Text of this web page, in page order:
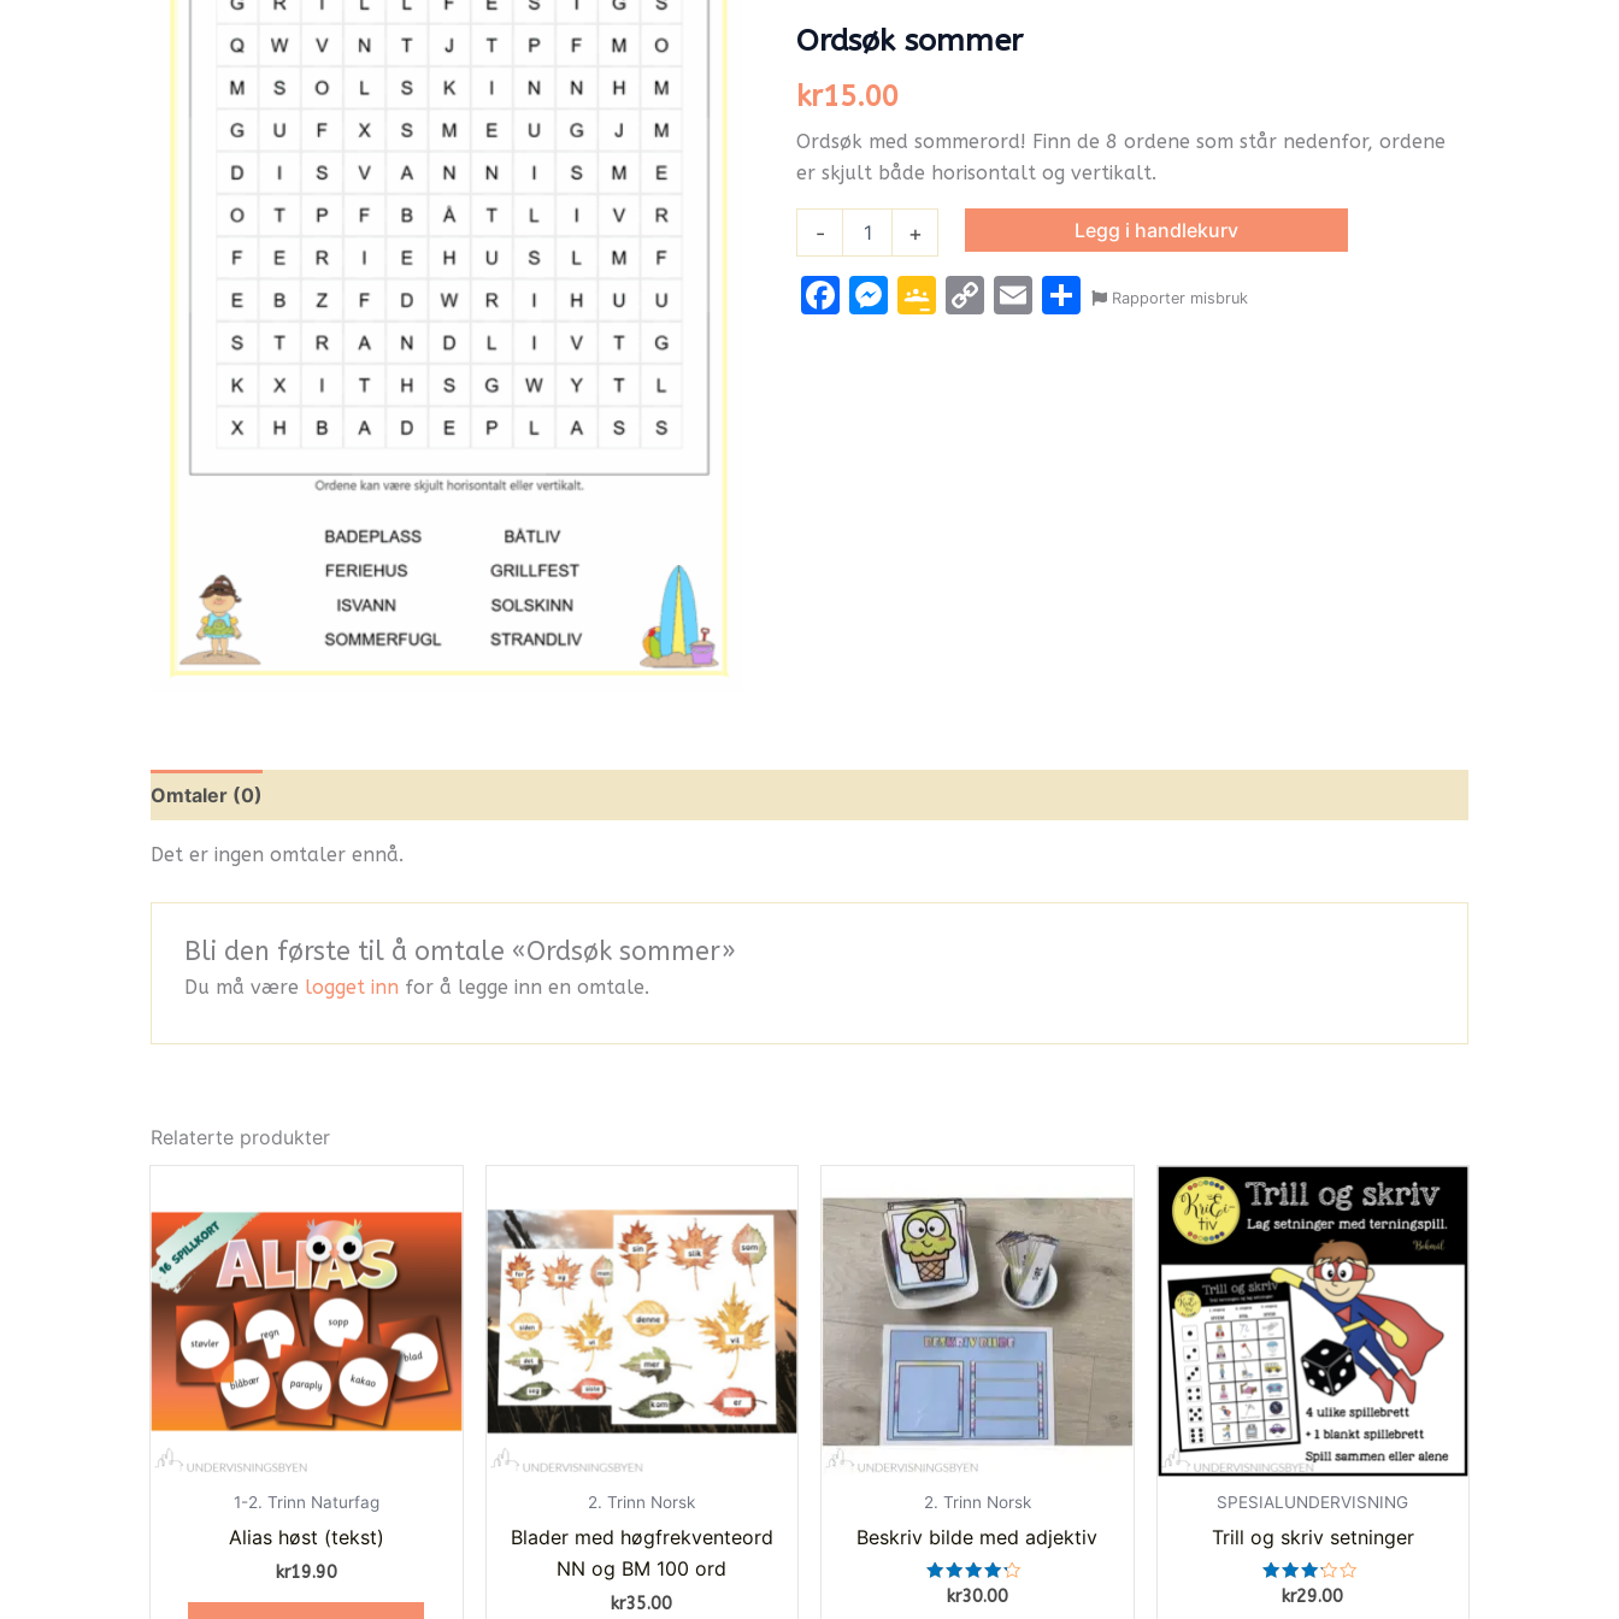
Ordsøk sommer
kr15.00
Ordsøk med sommerord! Finn de 8 ordene som står nedenfor, ordene
er skjult både horisontalt og vertikalt.
- + Legg i handlekurv
Facebook
Messenger
Google
CopyEmailShare
Rapporter misbruk
Omtaler (0)
Det er ingen omtaler ennå.
Bli den første til å omtale «Ordsøk sommer»
Du må være logget inn for å legge inn en omtale.
Relaterte produkter
1-2. Trinn Naturfag
Alias høst (tekst)
kr19.90
2. Trinn Norsk
Blader med høgfrekventeord
NN og BM 100 ord
kr35.00
2. Trinn Norsk
Beskriv bilde med adjektiv
Vurdert
kr30.00
SPESIALUNDERVISNING
Trill og skriv setninger
Vurdert
kr29.00